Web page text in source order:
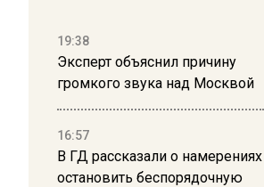
19:38
Эксперт объяснил причину
громкого звука над Москвой
16:57
В ГД рассказали о намерениях
остановить беспорядочную